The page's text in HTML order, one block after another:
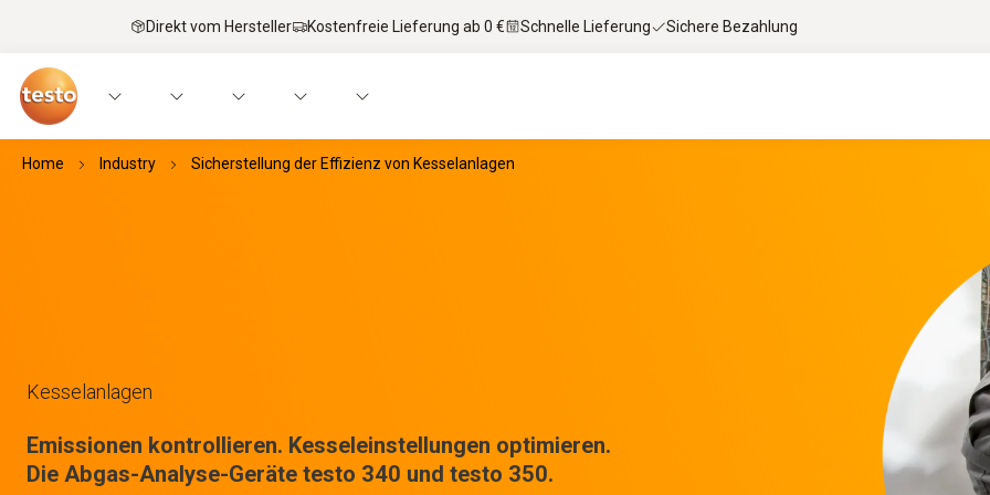
Direkt vom Hersteller Kostenfreie Lieferung ab 0 € Schnelle Lieferung Sichere Bezahlung
Home Industry Sicherstellung der Effizienz von Kesselanlagen
Kesselanlagen
Emissionen kontrollieren. Kesseleinstellungen optimieren.
Die Abgas-Analyse-Geräte testo 340 und testo 350.